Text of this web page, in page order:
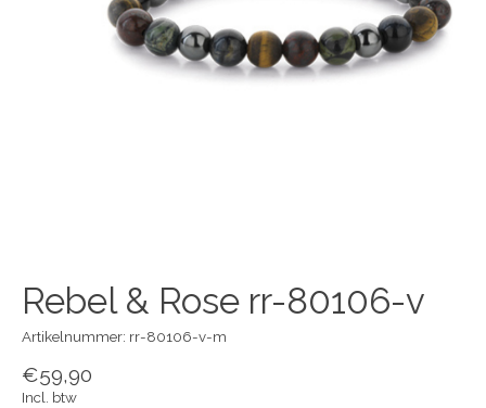
Rebel & Rose rr-80106-v
Artikelnummer: rr-80106-v-m
€59,90
Incl. btw